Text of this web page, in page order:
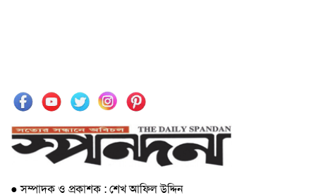
● সম্পাদক ও প্রকাশক : শেখ আফিল উদ্দিন